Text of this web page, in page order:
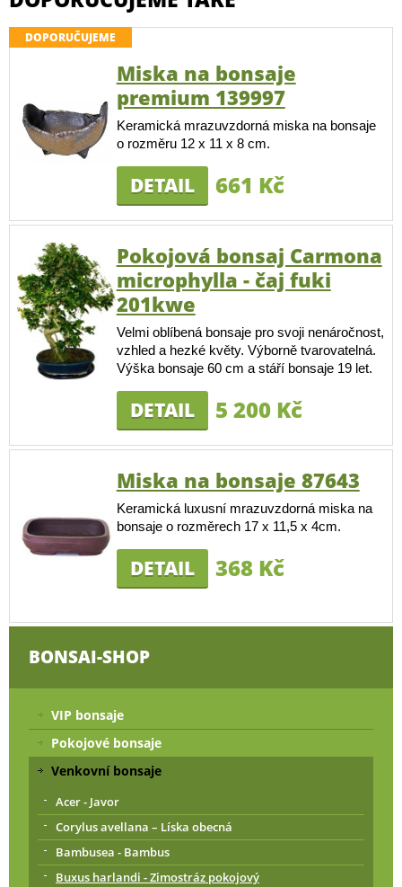
DOPORUČUJEME
Miska na bonsaje
premium 139997
Keramická mrazuvzdorná miska na bonsaje
o rozměru 12 x 11 x 8 cm.
DETAIL 661 Kč
Pokojová bonsaj Carmona
microphylla - čaj fuki
201kwe
Velmi oblíbená bonsaje pro svoji nenáročnost,
vzhled a hezké květy. Výborně tvarovatelná.
Výška bonsaje 60 cm a stáří bonsaje 19 let.
DETAIL 5 200 Kč
Miska na bonsaje 87643
Keramická luxusní mrazuvzdorná miska na
bonsaje o rozměrech 17 x 11,5 x 4cm.
DETAIL 368 Kč
BONSAI-SHOP
VIP bonsaje
Pokojové bonsaje
Venkovní bonsaje
Acer - Javor
Corylus avellana – Líska obecná
Bambusea - Bambus
Buxus harlandi - Zimostráz pokojový